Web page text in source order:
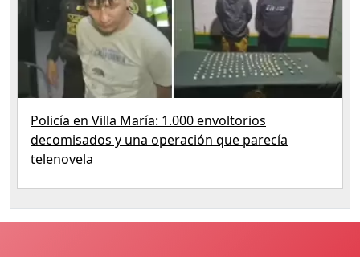
Policía en Villa María: 1.000 envoltorios
decomisados y una operación que parecía
telenovela